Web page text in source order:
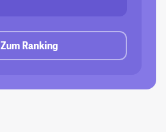
Zum Ranking